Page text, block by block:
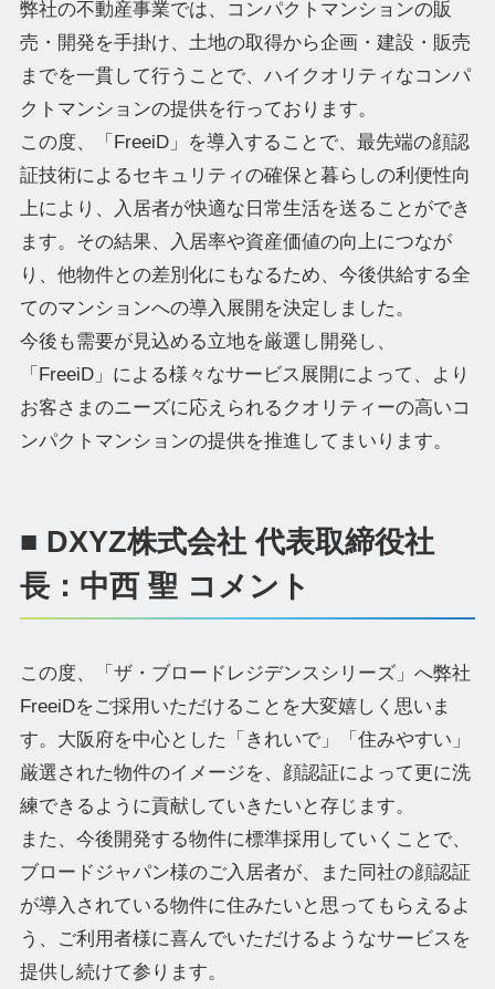
弊社の不動産事業では、コンパクトマンションの販
売・開発を手掛け、土地の取得から企画・建設・販売
までを一貫して行うことで、ハイクオリティなコンパ
クトマンションの提供を行っております。
この度、「FreeiD」を導入することで、最先端の顔認
証技術によるセキュリティの確保と暮らしの利便性向
上により、入居者が快適な日常生活を送ることができ
ます。その結果、入居率や資産価値の向上につなが
り、他物件との差別化にもなるため、今後供給する全
てのマンションへの導入展開を決定しました。
今後も需要が見込める立地を厳選し開発し、
「FreeiD」による様々なサービス展開によって、より
お客さまのニーズに応えられるクオリティーの高いコ
ンパクトマンションの提供を推進してまいります。
■ DXYZ株式会社 代表取締役社
長：中西 聖 コメント
この度、「ザ・ブロードレジデンスシリーズ」へ弊社
FreeiDをご採用いただけることを大変嬉しく思いま
す。大阪府を中心とした「きれいで」「住みやすい」
厳選された物件のイメージを、顔認証によって更に洗
練できるように貢献していきたいと存じます。
また、今後開発する物件に標準採用していくことで、
ブロードジャパン様のご入居者が、また同社の顔認証
が導入されている物件に住みたいと思ってもらえるよ
う、ご利用者様に喜んでいただけるようなサービスを
提供し続けて参ります。